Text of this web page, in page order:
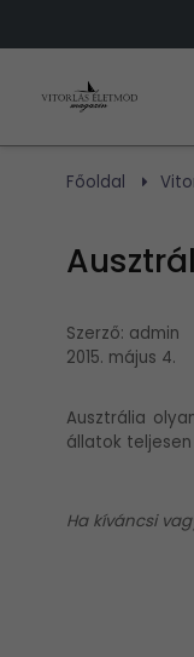
Főoldal
Szerző: admin
2015. május 4.
Ausztrália
állatok teljesen
Ha kíváncsi